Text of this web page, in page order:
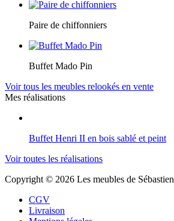
Paire de chiffonniers
Buffet Mado Pin
Voir tous les meubles relookés en vente
Mes réalisations
Buffet Henri II en bois sablé et peint
Voir toutes les réalisations
Copyright © 2026 Les meubles de Sébastien
CGV
Livraison